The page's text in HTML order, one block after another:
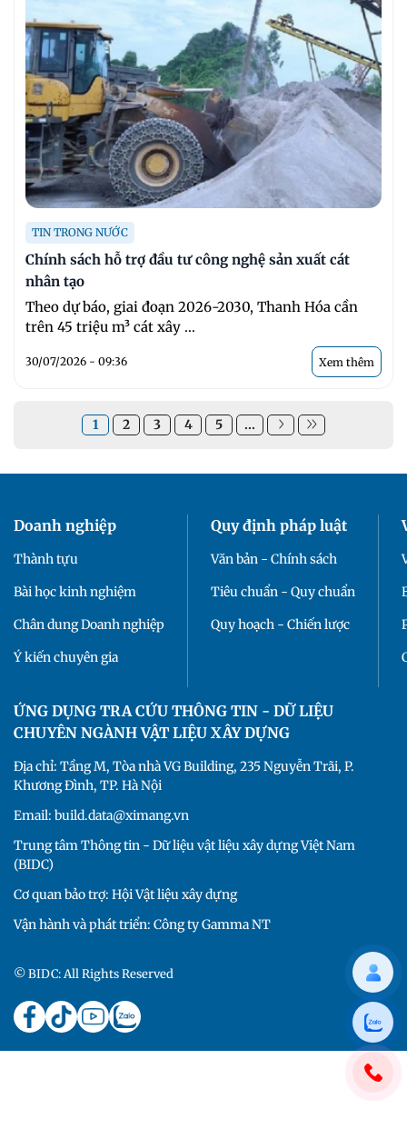
TIN TRONG NƯỚC
Chính sách hỗ trợ đầu tư công nghệ sản xuất cát
nhân tạo
Theo dự báo, giai đoạn 2026-2030, Thanh Hóa cần
trên 45 triệu m³ cát xây ...
30/07/2026 - 09:36 Xem thêm
1 2 3 4 5 ...
Doanh nghiệp
Thành tựu
Bài học kinh nghiệm
Chân dung Doanh nghiệp
Ý kiến chuyên gia
Quy định pháp luật
Văn bản - Chính sách
Tiêu chuẩn - Quy chuẩn
Quy hoạch - Chiến lược
ỨNG DỤNG TRA CỨU THÔNG TIN - DỮ LIỆU
CHUYÊN NGÀNH VẬT LIỆU XÂY DỰNG
Địa chỉ: Tầng M, Tòa nhà VG Building, 235 Nguyễn Trãi, P.
Khương Đình, TP. Hà Nội
Email: build.data@ximang.vn
Trung tâm Thông tin - Dữ liệu vật liệu xây dựng Việt Nam
(BIDC)
Cơ quan bảo trợ: Hội Vật liệu xây dựng
Vận hành và phát triển: Công ty Gamma NT
© BIDC: All Rights Reserved